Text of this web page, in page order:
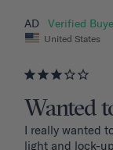
AD
United States
Wanted
I really wanted
light and lock-